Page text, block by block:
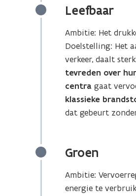
Leefbaar
Ambitie: Het
Doelstelling: Het
verkeer, daalt
tevreden over
centra gaat
klassieke
dat gebeurt
Groen
Ambitie:
energie te